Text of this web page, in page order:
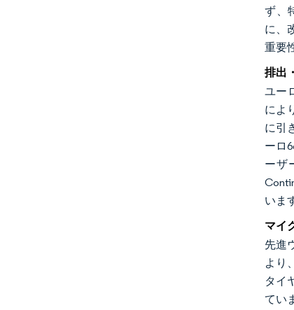
ず、
に、
重要
排出
ユー
によ
に引
ーロ
ーザ
いま
マイ
先進
より
タイ
てい